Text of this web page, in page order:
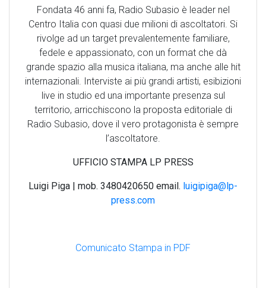
Fondata 46 anni fa, Radio Subasio è leader nel
Centro Italia con quasi due milioni di ascoltatori. Si
rivolge ad un target prevalentemente familiare,
fedele e appassionato, con un format che dà
grande spazio alla musica italiana, ma anche alle hit
internazionali. Interviste ai più grandi artisti, esibizioni
live in studio ed una importante presenza sul
territorio, arricchiscono la proposta editoriale di
Radio Subasio, dove il vero protagonista è sempre
l’ascoltatore.
UFFICIO STAMPA LP PRESS
Luigi Piga | mob. 3480420650 email. luigipiga@lp-
press.com
Comunicato Stampa in PDF